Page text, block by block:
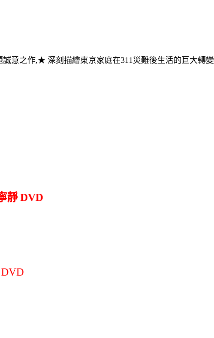
意之作,★ 深刻描繪東京家庭在311災難後生活的巨大轉變
靜 DVD
DVD